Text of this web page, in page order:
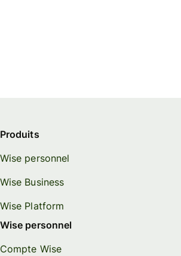
Produits
Wise personnel
Wise Business
Wise Platform
Wise personnel
Compte Wise